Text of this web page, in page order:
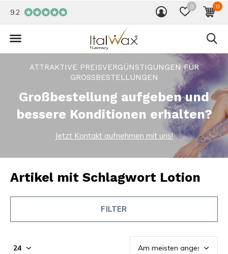
0 0
9.2
ATTRAKTIVE PREISVERGÜNSTIGUNGEN FÜR
GROSSBESTELLUNGEN
Großbestellung aufgeben und
bessere Konditionen erhalten?
Jetzt Kontakt aufnehmen mit uns!
Artikel mit Schlagwort Lotion
FILTER